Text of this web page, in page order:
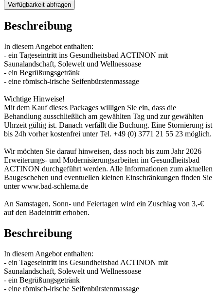
Verfügbarkeit abfragen
Beschreibung
In diesem Angebot enthalten:
- ein Tageseintritt ins Gesundheitsbad ACTINON mit
Saunalandschaft, Solewelt und Wellnessoase
- ein Begrüßungsgetränk
- eine römisch-irische Seifenbürstenmassage
Wichtige Hinweise!
Mit dem Kauf dieses Packages willigen Sie ein, dass die
Behandlung ausschließlich am gewählten Tag und zur gewählten
Uhrzeit gültig ist. Danach verfällt die Buchung. Eine Stornierung ist
bis 24h vorher kostenfrei unter Tel. +49 (0) 3771 21 55 23 möglich.
Wir möchten Sie darauf hinweisen, dass noch bis zum Jahr 2026
Erweiterungs- und Modernisierungsarbeiten im Gesundheitsbad
ACTINON durchgeführt werden. Alle Informationen zum aktuellen
Baugeschehen und eventuellen kleinen Einschränkungen finden Sie
unter www.bad-schlema.de
An Samstagen, Sonn- und Feiertagen wird ein Zuschlag von 3,-€
auf den Badeintritt erhoben.
Beschreibung
In diesem Angebot enthalten:
- ein Tageseintritt ins Gesundheitsbad ACTINON mit
Saunalandschaft, Solewelt und Wellnessoase
- ein Begrüßungsgetränk
- eine römisch-irische Seifenbürstenmassage